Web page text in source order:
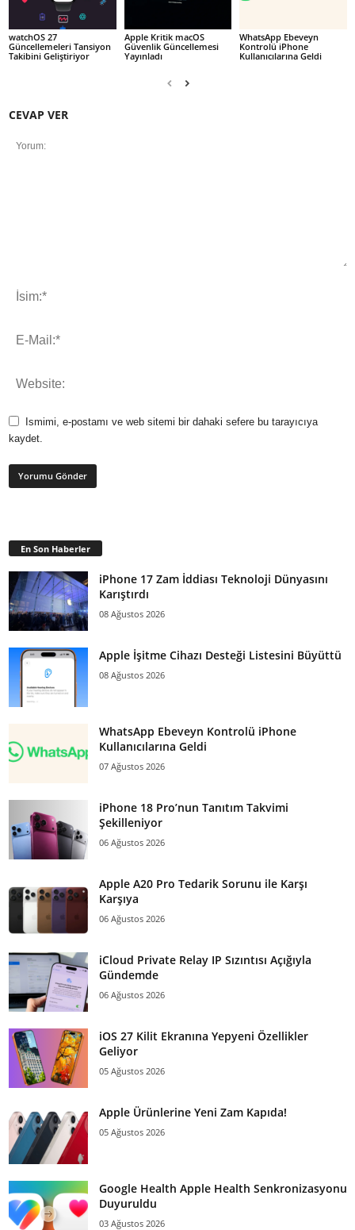
watchOS 27
Güncellemeleri Tansiyon
Takibini Geliştiriyor
Apple Kritik macOS
Güvenlik Güncellemesi
Yayınladı
WhatsApp Ebeveyn
Kontrolü iPhone
Kullanıcılarına Geldi
CEVAP VER
Ismimi, e-postamı ve web sitemi bir dahaki sefere bu tarayıcıya
kaydet.
En Son Haberler
iPhone 17 Zam İddiası Teknoloji Dünyasını
Karıştırdı
08 Ağustos 2026
Apple İşitme Cihazı Desteği Listesini Büyüttü
08 Ağustos 2026
WhatsApp Ebeveyn Kontrolü iPhone
Kullanıcılarına Geldi
07 Ağustos 2026
iPhone 18 Pro’nun Tanıtım Takvimi
Şekilleniyor
06 Ağustos 2026
Apple A20 Pro Tedarik Sorunu ile Karşı
Karşıya
06 Ağustos 2026
iCloud Private Relay IP Sızıntısı Açığıyla
Gündemde
06 Ağustos 2026
iOS 27 Kilit Ekranına Yepyeni Özellikler
Geliyor
05 Ağustos 2026
Apple Ürünlerine Yeni Zam Kapıda!
05 Ağustos 2026
Google Health Apple Health Senkronizasyonu
Duyuruldu
03 Ağustos 2026